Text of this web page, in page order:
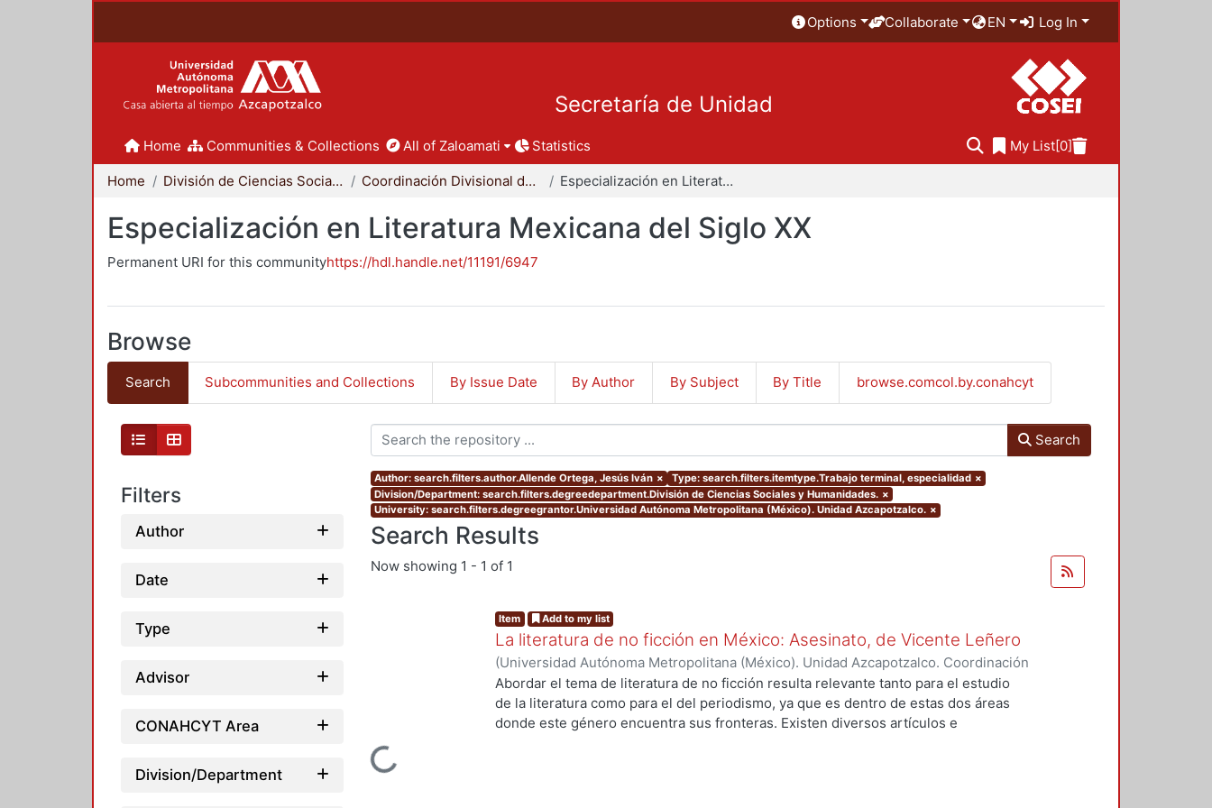
Options Collaborate EN Log In
Secretaría de Unidad
Home Communities & Collections All of Zaloamati Statistics My List[0]
Home División de Ciencias Sociales y Humanidades Coordinación Divisional de Posgrado Especialización en Literatura Mexicana del Siglo XX
Especialización en Literatura Mexicana del Siglo XX
Permanent URI for this communityhttps://hdl.handle.net/11191/6947
Browse
Search Subcommunities and Collections By Issue Date By Author By Subject By Title browse.comcol.by.conahcyt
Filters
Author
Date
Type
Advisor
CONAHCYT Area
Division/Department
Search
Author: search.filters.author.Allende Ortega, Jesús Iván × Type: search.filters.itemtype.Trabajo terminal, especialidad ×
Division/Department: search.filters.degreedepartment.División de Ciencias Sociales y Humanidades. ×
University: search.filters.degreegrantor.Universidad Autónoma Metropolitana (México). Unidad Azcapotzalco. ×
Search Results
Now showing 1 - 1 of 1
Loading...
Item Add to my list
La literatura de no ficción en México: Asesinato, de Vicente Leñero
(Universidad Autónoma Metropolitana (México). Unidad Azcapotzalco. Coordinación
de Servicios de Información.,2023-10)Allende Ortega, Jesús Iván
Abordar el tema de literatura de no ficción resulta relevante tanto para el estudio
de la literatura como para el del periodismo, ya que es dentro de estas dos áreas
donde este género encuentra sus fronteras. Existen diversos artículos e